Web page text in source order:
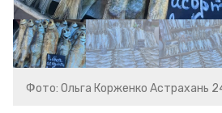
Фото: Ольга Корженко Астрахань